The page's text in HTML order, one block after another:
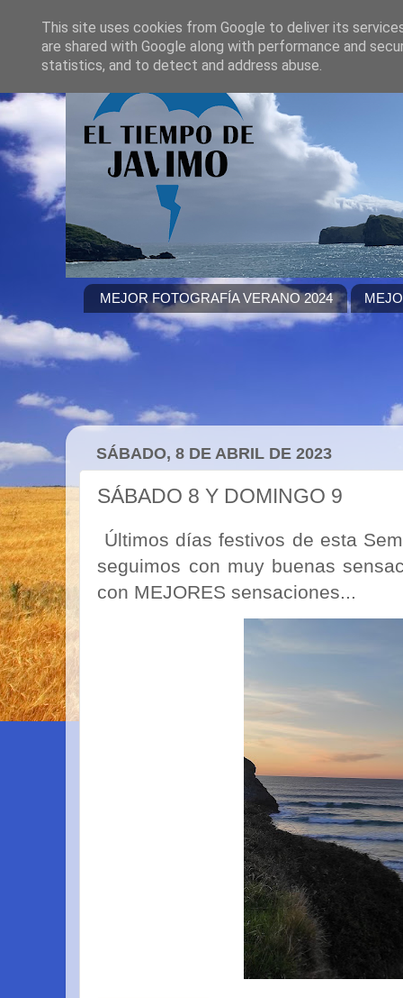
MEJOR FOTOGRAFÍA VERANO 2024
SÁBADO, 8 DE ABRIL DE 2023
SÁBADO 8 Y DOMINGO 9
Últimos días festivos de esta
seguimos con muy buenas
con MEJORES sensaciones...
This site uses cookies from Google to deliver its
are shared with Google along with performance and
statistics, and to detect and address abuse.